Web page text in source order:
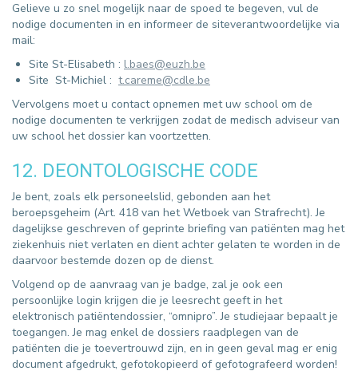
Gelieve u zo snel mogelijk naar de spoed te begeven, vul de
nodige documenten in en informeer de siteverantwoordelijke via
mail:
Site St-Elisabeth : l.baes@euzh.be
Site St-Michiel : t.careme@cdle.be
Vervolgens moet u contact opnemen met uw school om de
nodige documenten te verkrijgen zodat de medisch adviseur van
uw school het dossier kan voortzetten.
12. DEONTOLOGISCHE CODE
Je bent, zoals elk personeelslid, gebonden aan het
beroepsgeheim (Art. 418 van het Wetboek van Strafrecht). Je
dagelijkse geschreven of geprinte briefing van patiënten mag het
ziekenhuis niet verlaten en dient achter gelaten te worden in de
daarvoor bestemde dozen op de dienst.
Volgend op de aanvraag van je badge, zal je ook een
persoonlijke login krijgen die je leesrecht geeft in het
elektronisch patiëntendossier, “omnipro”. Je studiejaar bepaalt je
toegangen. Je mag enkel de dossiers raadplegen van de
patiënten die je toevertrouwd zijn, en in geen geval mag er enig
document afgedrukt, gefotokopieerd of gefotografeerd worden!